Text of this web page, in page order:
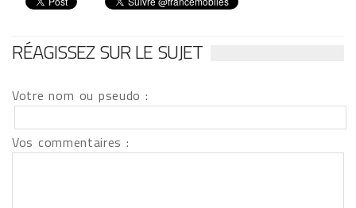
RÉAGISSEZ SUR LE SUJET
Votre nom ou pseudo :
Vos commentaires :